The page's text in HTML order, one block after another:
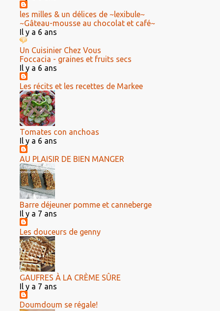
les milles & un délices de ~lexibule~
~Gâteau-mousse au chocolat et café~
Il y a 6 ans
Un Cuisinier Chez Vous
Foccacia - graines et fruits secs
Il y a 6 ans
Les récits et les recettes de Markee
Tomates con anchoas
Il y a 6 ans
AU PLAISIR DE BIEN MANGER
Barre déjeuner pomme et canneberge
Il y a 7 ans
Les douceurs de genny
GAUFRES À LA CRÈME SÛRE
Il y a 7 ans
Doumdoum se régale!